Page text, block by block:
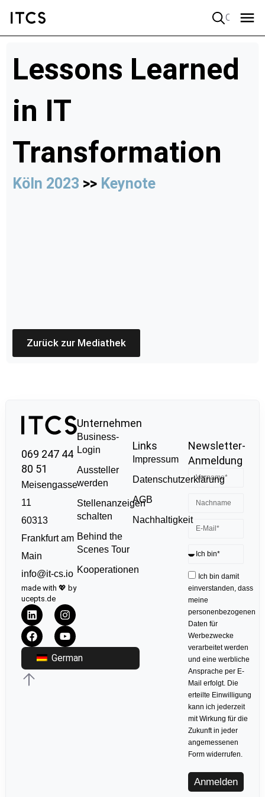
Lessons Learned
in IT
Transformation
Köln 2023 >> Keynote
Zurück zur Mediathek
069 247 44
80 51
Meisengasse
11
60313
Frankfurt am
Main
info@it-cs.io
made with 💖 by
ucepts.de
German
Unternehmen
Business-
Login
Aussteller
werden
Stellenanzeigen
schalten
Behind the
Scenes Tour
Kooperationen
Links
Impressum
Datenschutzerklärung
AGB
Nachhaltigkeit
Newsletter-
Anmeldung
Ich bin damit
einverstanden, dass
meine
personenbezogenen
Daten für
Werbezwecke
verarbeitet werden
und eine werbliche
Ansprache per E-
Mail erfolgt. Die
erteilte Einwilligung
kann ich jederzeit
mit Wirkung für die
Zukunft in jeder
angemessenen
Form widerrufen.
Anmelden